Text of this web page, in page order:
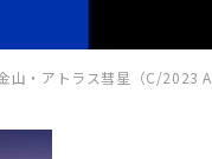
山・アトラス彗星（C/2023 A